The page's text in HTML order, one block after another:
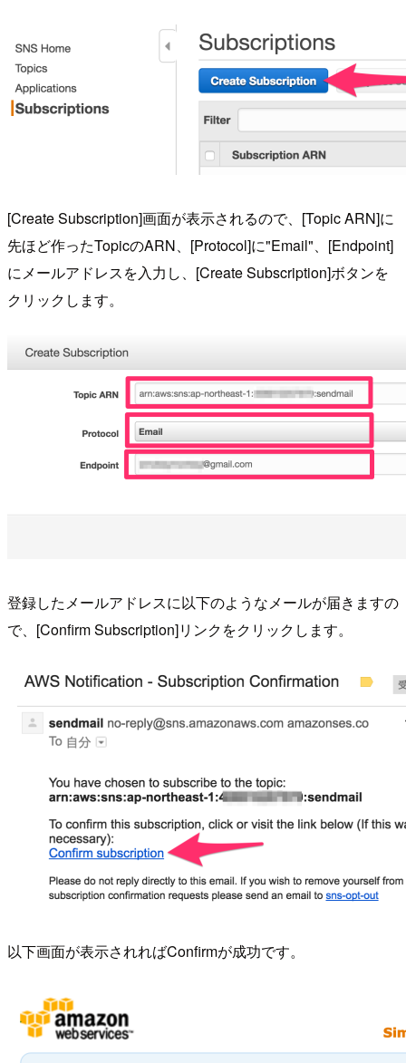
[Create Subscription]画面が表示されるので、[Topic ARN]に
先ほど作ったTopicのARN、[Protocol]に"Email"、[Endpoint]
にメールアドレスを入力し、[Create Subscription]ボタンを
クリックします。
登録したメールアドレスに以下のようなメールが届きますの
で、[Confirm Subscription]リンクをクリックします。
以下画面が表示されればConfirmが成功です。